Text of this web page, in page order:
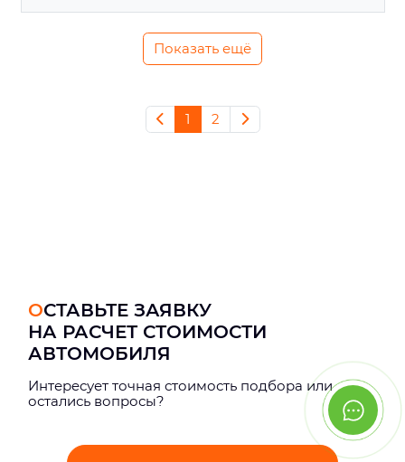
Показать ещё
1 2
ОСТАВЬТЕ ЗАЯВКУ
НА РАСЧЕТ СТОИМОСТИ
АВТОМОБИЛЯ
Интерeсует точная стоимость подбора или
остались вопросы?